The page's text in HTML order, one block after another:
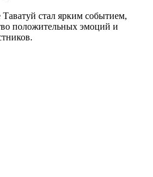
стал ярким событием,
положительных эмоций и